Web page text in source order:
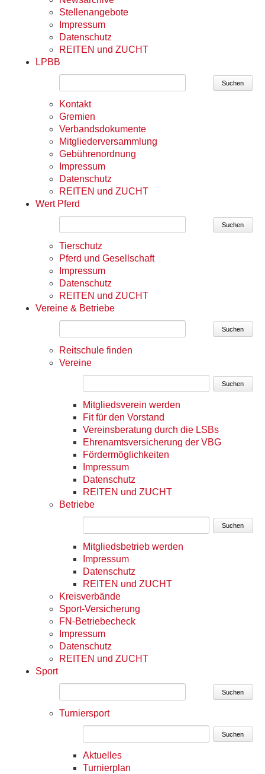
Stellenangebote
Impressum
Datenschutz
REITEN und ZUCHT
LPBB
Suchen
Kontakt
Gremien
Verbandsdokumente
Mitgliederversammlung
Gebührenordnung
Impressum
Datenschutz
REITEN und ZUCHT
Wert Pferd
Suchen
Tierschutz
Pferd und Gesellschaft
Impressum
Datenschutz
REITEN und ZUCHT
Vereine & Betriebe
Suchen
Reitschule finden
Vereine
Suchen
Mitgliedsverein werden
Fit für den Vorstand
Vereinsberatung durch die LSBs
Ehrenamtsversicherung der VBG
Fördermöglichkeiten
Impressum
Datenschutz
REITEN und ZUCHT
Betriebe
Suchen
Mitgliedsbetrieb werden
Impressum
Datenschutz
REITEN und ZUCHT
Kreisverbände
Sport-Versicherung
FN-Betriebecheck
Impressum
Datenschutz
REITEN und ZUCHT
Sport
Suchen
Turniersport
Suchen
Aktuelles
Turnierplan